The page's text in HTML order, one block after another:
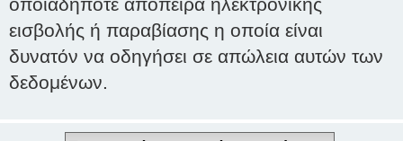
οποιαδήποτε απόπειρα ηλεκτρονικής
εισβολής ή παραβίασης η οποία είναι
δυνατόν να οδηγήσει σε απώλεια αυτών των
δεδομένων.